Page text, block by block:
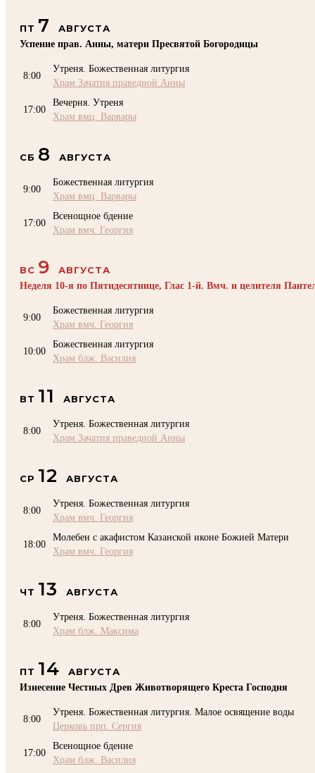
ПТ 7
АВГУСТА
Успение прав. Анны, матери Пресвятой Богородицы
8:00
Утреня. Божественная литургия
Храм Зачатия праведной Анны
17:00
Вечерня. Утреня
Храм вмц. Варвары
СБ 8 АВГУСТА
9:00
Божественная литургия
Храм вмц. Варвары
17:00
Всенощное бдение
Храм вмч. Георгия
ВС 9
АВГУСТА
Неделя 10-я по Пятидесятнице, Глас 1-й. Вмч. и целителя
9:00
Божественная литургия
Храм вмч. Георгия
10:00
Божественная литургия
Храм блж. Василия
ВТ 11 АВГУСТА
8:00
Утреня. Божественная литургия
Храм Зачатия праведной Анны
СР 12 АВГУСТА
8:00
Утреня. Божественная литургия
Храм вмч. Георгия
18:00
Молебен с акафистом Казанской иконе Божией Матери
Храм вмч. Георгия
ЧТ 13 АВГУСТА
8:00
Утреня. Божественная литургия
Храм блж. Максима
ПТ 14
АВГУСТА
Изнесение Честных Древ Животворящего Креста Господня
8:00
Утреня. Божественная литургия. Малое освящение воды
Церковь прп. Сергия
17:00
Всенощное бдение
Храм блж. Василия